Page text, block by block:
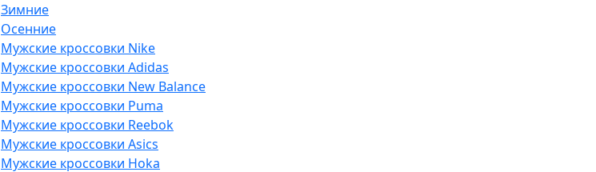
Зимние
Осенние
Мужские кроссовки Nike
Мужские кроссовки Adidas
Мужские кроссовки New Balance
Мужские кроссовки Puma
Мужские кроссовки Reebok
Мужские кроссовки Asics
Мужские кроссовки Hoka